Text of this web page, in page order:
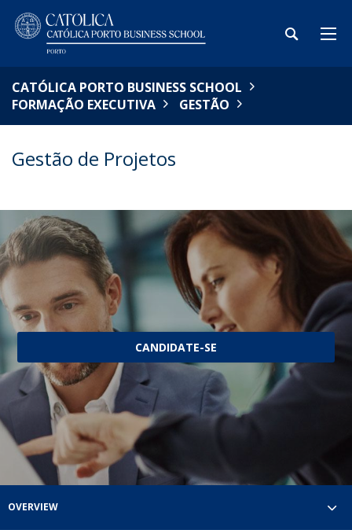
CATÓLICA PORTO BUSINESS SCHOOL
FORMAÇÃO EXECUTIVA
GESTÃO
Gestão de Projetos
CANDIDATE-SE
OVERVIEW